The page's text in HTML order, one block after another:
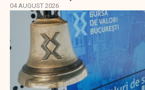
04 AUGUST 2026